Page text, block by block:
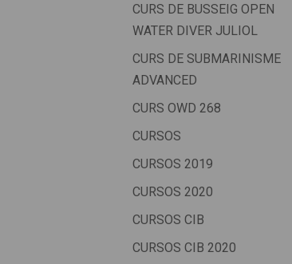
CURS DE BUSSEIG OPEN
WATER DIVER JULIOL
CURS DE SUBMARINISME
ADVANCED
CURS OWD 268
CURSOS
CURSOS 2019
CURSOS 2020
CURSOS CIB
CURSOS CIB 2020